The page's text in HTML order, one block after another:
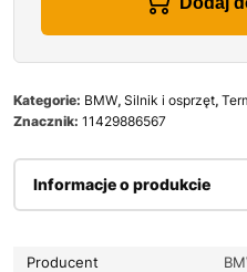
Kategorie: BMW, Silnik i osprzęt,
Znacznik: 11429886567
Informacje o produkcie
Producent